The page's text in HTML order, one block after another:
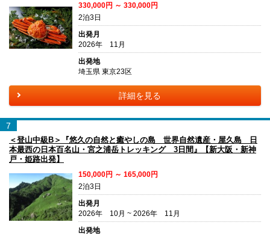
330,000円 ～ 330,000円
2泊3日
出発月
2026年 11月
出発地
埼玉県 東京23区
詳細を見る
7
＜登山中級B＞『悠久の自然と癒やしの島 世界自然遺産・屋久島 日
本最西の日本百名山・宮之浦岳トレッキング 3日間』【新大阪・新神
戸・姫路出発】
150,000円 ～ 165,000円
2泊3日
出発月
2026年 10月 ~ 2026年 11月
出発地